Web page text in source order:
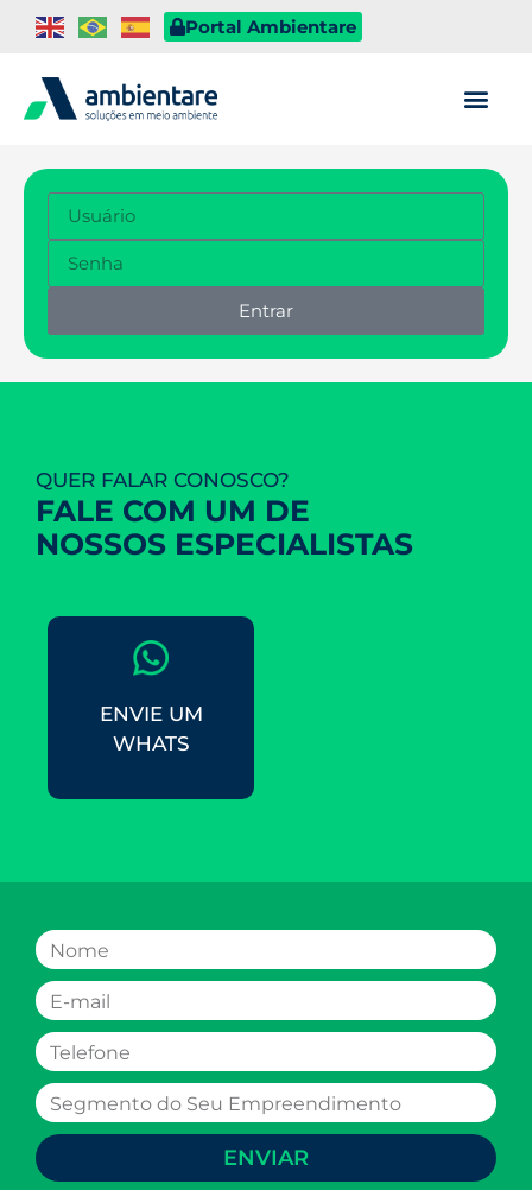
Portal Ambientare
Entrar
QUER FALAR CONOSCO?
FALE COM UM DE
NOSSOS ESPECIALISTAS
ENVIE UM
WHATS
ENVIAR